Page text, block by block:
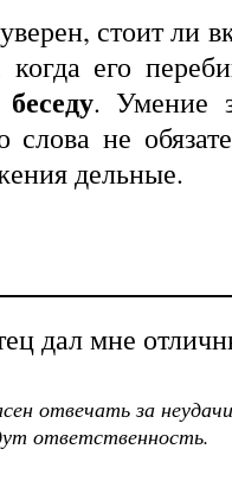
стоит ли
когда его
. Умение
слова не
дельные.
дал мне
отвечать за
ответственность.